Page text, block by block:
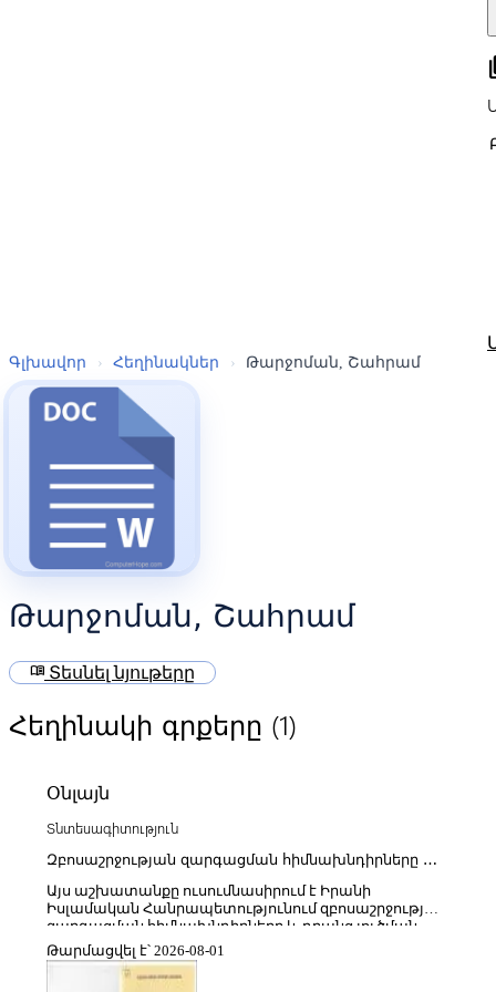
Գլխավոր › Հեղինակներ › Թարջոման, Շահրամ
Թարջոման, Շահրամ
menu_book Տեսնել նյութերը
Հեղինակի գրքերը (1)
Օնլայն
Տնտեսագիտություն
Զբոսաշրջության զարգացման հիմնախնդիրները և
Հանրապետությունում (Գիլան նահանգի Լահիջան
քաղաքի օրինակով)
Այս աշխատանքը ուսումնասիրում է Իրանի
Իսլամական Հանրապետությունում զբոսաշրջության
զարգացման հիմնախնդիրները և դրանց լուծման
հնարավոր ուղիները՝ հատուկ ուշադրություն
դարձնելով Գիլան նահանգի Լահիջան քաղաքի
օրինակին։ Վերլուծության մեջ ընդգծվում է, որ
Թարմացվել է՝ 2026-08-01